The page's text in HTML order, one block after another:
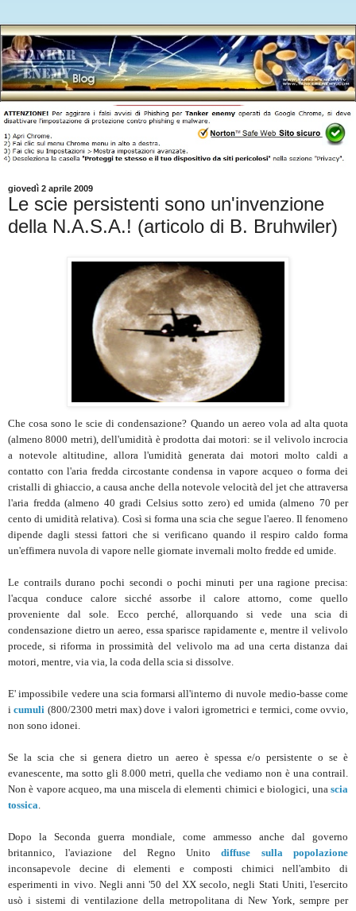
giovedì 2 aprile 2009
Le scie persistenti sono un'invenzione
della N.A.S.A.! (articolo di B. Bruhwiler)
Che cosa sono le scie di condensazione? Quando un aereo vola ad alta quota
(almeno 8000 metri), dell'umidità è prodotta dai motori: se il velivolo incrocia
a notevole altitudine, allora l'umidità generata dai motori molto caldi a
contatto con l'aria fredda circostante condensa in vapore acqueo o forma dei
cristalli di ghiaccio, a causa anche della notevole velocità del jet che attraversa
l'aria fredda (almeno 40 gradi Celsius sotto zero) ed umida (almeno 70 per
cento di umidità relativa). Così si forma una scia che segue l'aereo. Il fenomeno
dipende dagli stessi fattori che si verificano quando il respiro caldo forma
un'effimera nuvola di vapore nelle giornate invernali molto fredde ed umide.
Le contrails durano pochi secondi o pochi minuti per una ragione precisa:
l'acqua conduce calore sicché assorbe il calore attorno, come quello
proveniente dal sole. Ecco perché, allorquando si vede una scia di
condensazione dietro un aereo, essa sparisce rapidamente e, mentre il velivolo
procede, si riforma in prossimità del velivolo ma ad una certa distanza dai
motori, mentre, via via, la coda della scia si dissolve.
E' impossibile vedere una scia formarsi all'interno di nuvole medio-basse come
icumuli (800/2300 metri max) dove i valori igrometrici e termici, come ovvio,
non sono idonei.
Se la scia che si genera dietro un aereo è spessa e/o persistente o se è
evanescente, ma sotto gli 8.000 metri, quella che vediamo non è una contrail.
Non è vapore acqueo, ma una miscela di elementi chimici e biologici, una scia
tossica
Dopo la Seconda guerra mondiale, come ammesso anche dal governo
britannico, l'aviazione del Regno Unitodiffuse sulla popolazione
inconsapevole decine di elementi e composti chimici nell'ambito di
esperimenti in vivo. Negli anni '50 del XX secolo, negli Stati Uniti, l'esercito
usò i sistemi di ventilazione della metropolitana di New York, sempre per